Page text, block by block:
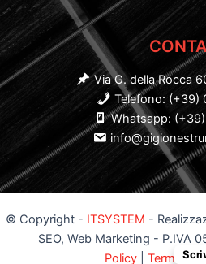
Via G. della Rocca
Telefono: (+39)
Whatsapp:
© Copyright - ITSYSTEM -
SEO, Web Marketing - P.IVA
Policy
Termini e